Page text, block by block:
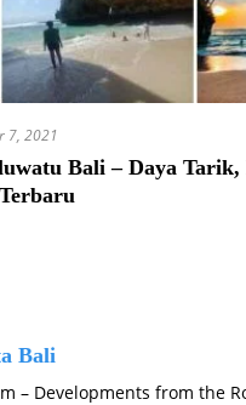
7, 2021
Bali – Daya Tarik,
Bali
– Developments from the